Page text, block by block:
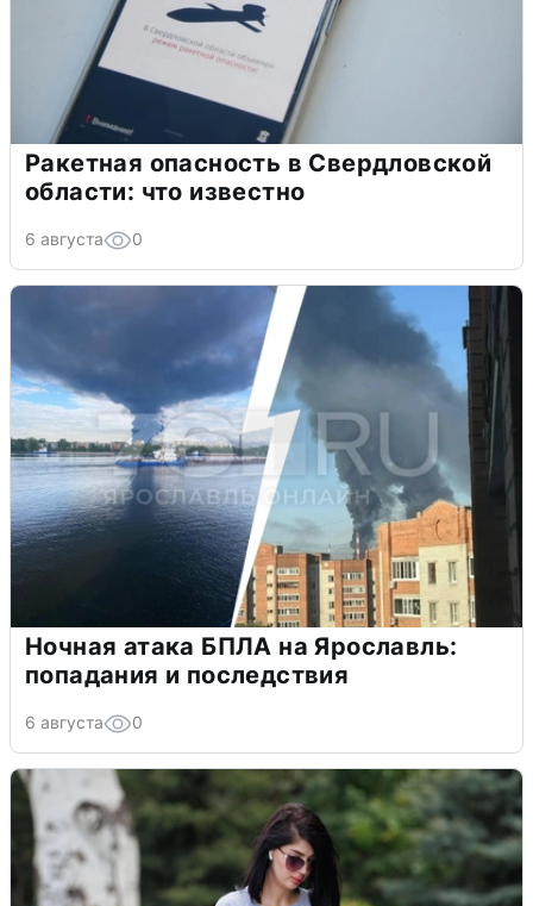
Ракетная опасность в Свердловской
области: что известно
6 августа 0
Ночная атака БПЛА на Ярославль:
попадания и последствия
6 августа 0